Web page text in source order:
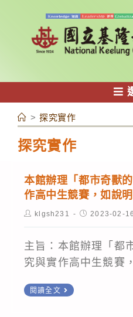
容
探究實作
> 探究實作
本館辦理「都市奇獸
作高中生競賽，如說
Postklgsh231
Post2023-02-16
主旨：本館辦理「都
究與實作高中生競賽
閱讀全文
本